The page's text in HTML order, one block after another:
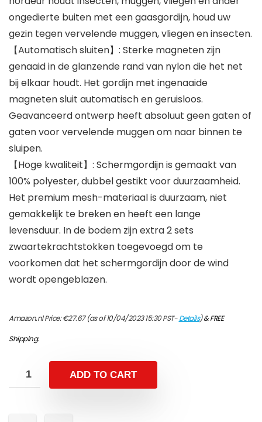
ongedierte buiten met een gaasgordijn, houd uw
gezin tegen vervelende muggen, vliegen en insecten.
【Automatisch sluiten】: Sterke magneten zijn
genaaid in de glanzende rand van nylon die het net
bij elkaar houdt. Het gordijn met ingenaaide
magneten sluit automatisch en geruisloos.
Geavanceerd ontwerp heeft absoluut geen gaten of
gaten voor vervelende muggen om naar binnen te
sluipen.
【Hoge kwaliteit】: Schermgordijn is gemaakt van
100% polyester, dubbel gestikt voor duurzaamheid.
Het premium mesh-materiaal is duurzaam, niet
gemakkelijk te breken en heeft een lange
levensduur. In de bodem zijn extra 2 sets
zwaartekrachtstokken toegevoegd om te
voorkomen dat het schermgordijn door de wind
wordt opengeblazen.
Amazon.nl Price:€27.67(as of 10/04/2023 15:30 PST-Details)&FREE
Shipping.
ADD TO CART